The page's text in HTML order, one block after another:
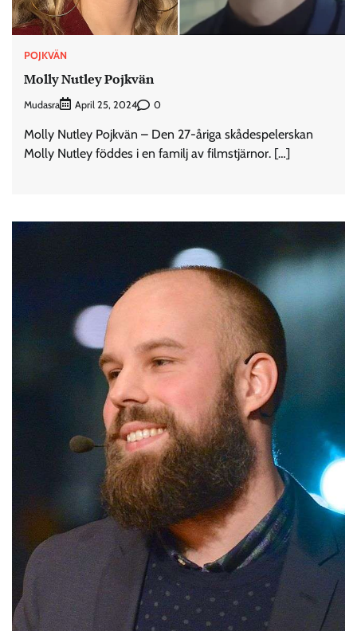
POJKVÄN
Molly Nutley Pojkvän
Mudasra April 25, 2024 0
Molly Nutley Pojkvän – Den 27-åriga skådespelerskan
Molly Nutley föddes i en familj av filmstjärnor. […]